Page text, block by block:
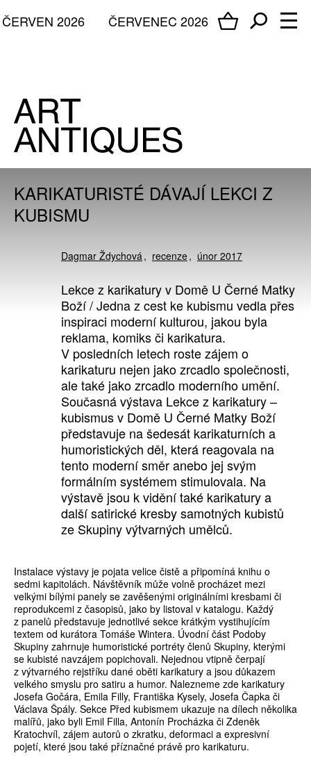
ČERVENEC 2026
ČERVEN 2026
KARIKATURISTÉ DÁVAJÍ LEKCI Z
KUBISMU
Dagmar Ždychová recenze únor 2017
Lekce z karikatury v Domě U Černé Matky
Boží / Jedna z cest ke kubismu vedla přes
inspiraci moderní kulturou, jakou byla
reklama, komiks či karikatura.
V posledních letech roste zájem o
karikaturu nejen jako zrcadlo společnosti,
ale také jako zrcadlo moderního umění.
Současná výstava Lekce z karikatury –
kubismus v Domě U Černé Matky Boží
představuje na šedesát karikaturních a
humoristických děl, která reagovala na
tento moderní směr anebo jej svým
formálním systémem stimulovala. Na
výstavě jsou k vidění také karikatury a
další satirické kresby samotných kubistů
ze Skupiny výtvarných umělců.
Instalace výstavy je pojata velice čistě a připomíná knihu o
sedmi kapitolách. Návštěvník může volně procházet mezi
velkými bílými panely se zavěšenými originálními kresbami či
reprodukcemi z časopisů, jako by listoval v katalogu. Každý
z panelů představuje jednotlivé sekce krátkým vystihujícím
textem od kurátora Tomáše Wintera. Úvodní část Podoby
Skupiny zahrnuje humoristické portréty členů Skupiny, kterými
se kubisté navzájem popichovali. Nejednou vtipně čerpají
z výtvarného rejstříku dané oběti karikatury a jsou důkazem
velkého smyslu pro satiru a humor. Nalezneme zde karikatury
Josefa Gočára, Emila Filly, Františka Kysely, Josefa Čapka či
Václava Špály. Sekce Před kubismem ukazuje na dílech několika
malířů, jako byli Emil Filla, Antonín Procházka či Zdeněk
Kratochvíl, zájem autorů o zkratku, deformaci a expresivní
pojetí, které jsou také příznačné právě pro karikaturu.